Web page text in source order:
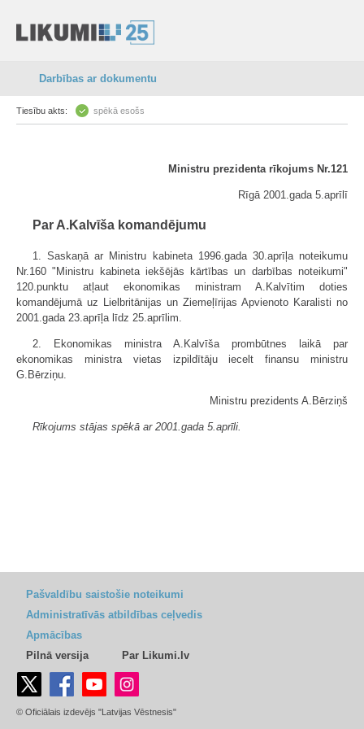
Darbības ar dokumentu
Tiesību akts: spēkā esošs
Ministru prezidenta rīkojums Nr.121
Rīgā 2001.gada 5.aprīlī
Par A.Kalvīša komandējumu
1. Saskaņā ar Ministru kabineta 1996.gada 30.aprīļa noteikumu
Nr.160 "Ministru kabineta iekšējās kārtības un darbības noteikumi"
120.punktu atļaut ekonomikas ministram A.Kalvītim doties
komandējumā uz Lielbritānijas un Ziemeļīrijas Apvienoto Karalisti no
2001.gada 23.aprīļa līdz 25.aprīlim.
2. Ekonomikas ministra A.Kalvīša prombūtnes laikā par
ekonomikas ministra vietas izpildītāju iecelt finansu ministru
G.Bērziņu.
Ministru prezidents A.Bērziņš
Rīkojums stājas spēkā ar 2001.gada 5.aprīli.
Pašvaldību saistošie noteikumi
Administratīvās atbildības ceļvedis
Apmācības
Pilnā versija
Par Likumi.lv
© Oficiālais izdevējs "Latvijas Vēstnesis"